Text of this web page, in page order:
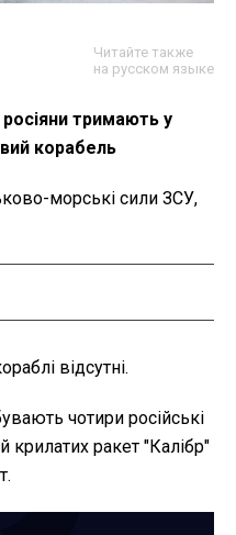
Читайте также
на русском языке
тримають у
корабель
морські сили ЗСУ,
відсутні.
чотири російські
крилатих ракет "Калібр"